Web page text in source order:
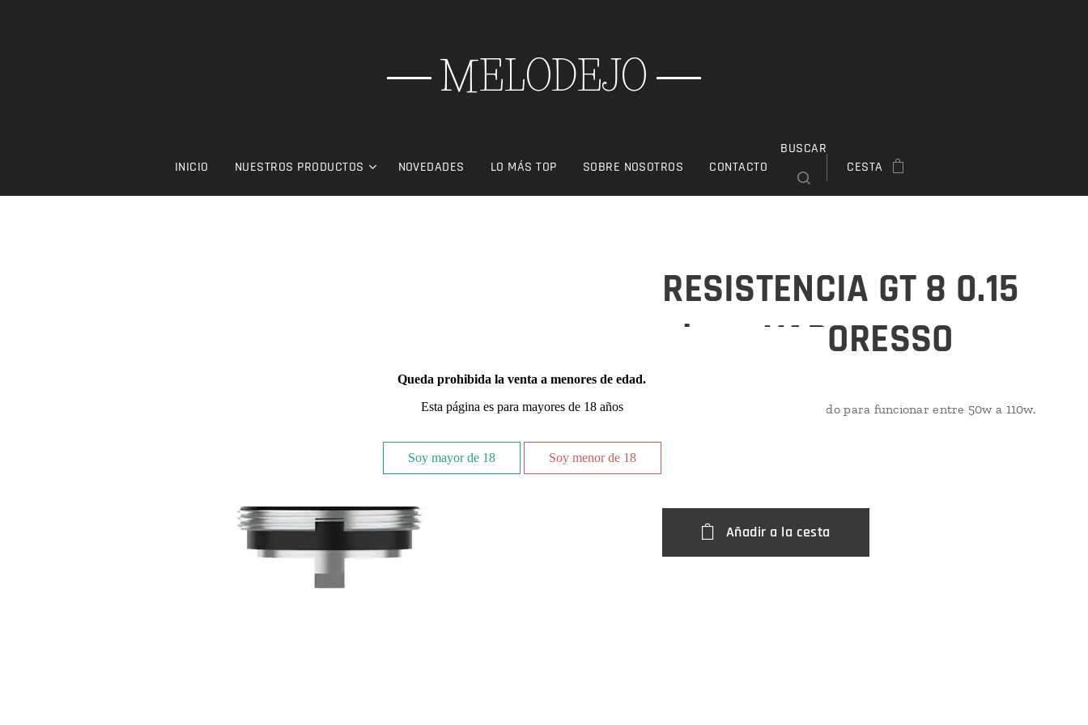
MELODEJO
INICIO NUESTROS PRODUCTOS NOVEDADES LO MÁS TOP SOBRE NOSOTROS CONTACTO
BUSCAR
CESTA
RESISTENCIA GT 8 0.15
ohm - VAPORESSO
de Nicr diseñado para funcionar entre 50w a 110w.
Añadir a la cesta
Queda prohibida la venta a menores de edad.
Esta página es para mayores de 18 años
Soy mayor de 18 Soy menor de 18